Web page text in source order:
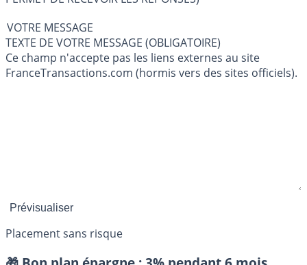
VOTRE MESSAGE
TEXTE DE VOTRE MESSAGE (OBLIGATOIRE)
Ce champ n'accepte pas les liens externes au site
FranceTransactions.com (hormis vers des sites officiels).
Placement sans risque